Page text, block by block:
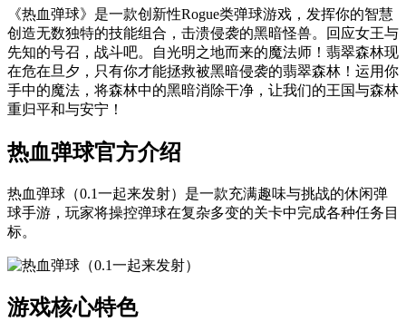
《热血弹球》 是一款创新性Rogue类弹球游戏，发挥你的智慧
创造无数独特的技能组合，击溃侵袭的黑暗怪兽。回应女王与
先知的号召，战斗吧。自光明之地而来的魔法师！翡翠森林现
在危在旦夕，只有你才能拯救被黑暗侵袭的翡翠森林！运用你
手中的魔法，将森林中的黑暗消除干净，让我们的王国与森林
重归平和与安宁！
热血弹球官方介绍
热血弹球（0.1一起来发射）是一款充满趣味与挑战的休闲弹
球手游，玩家将操控弹球在复杂多变的关卡中完成各种任务目
标。
游戏核心特色